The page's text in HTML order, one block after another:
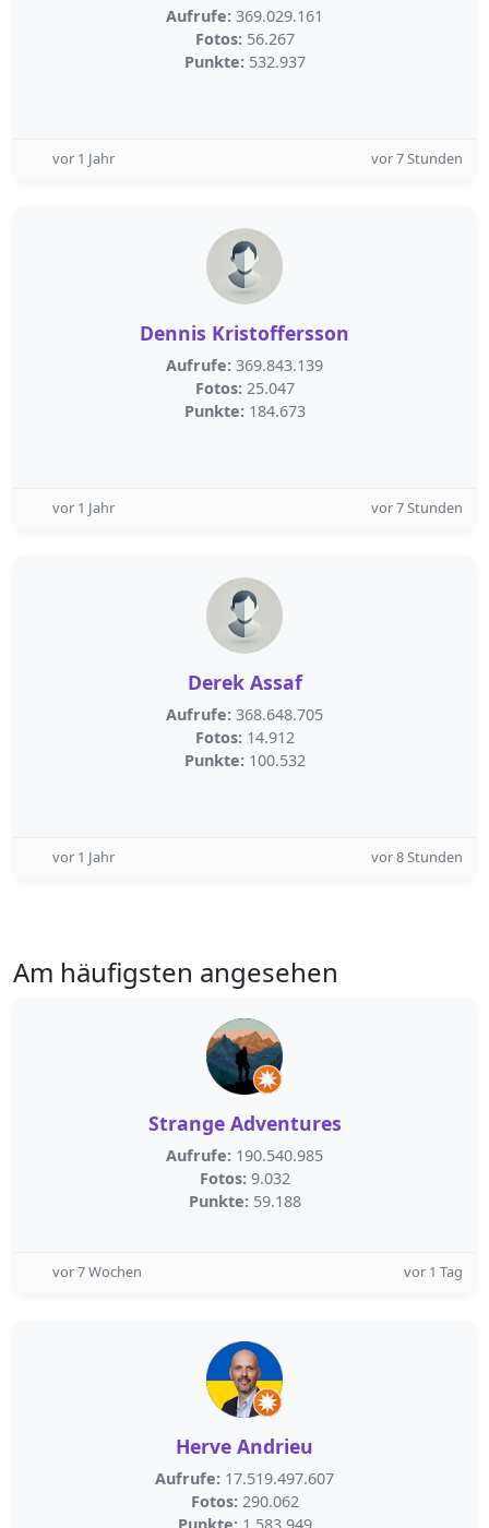
Aufrufe: 369.029.161
Fotos: 56.267
Punkte: 532.937
vor 1 Jahr vor 7 Stunden
Dennis Kristoffersson
Aufrufe: 369.843.139
Fotos: 25.047
Punkte: 184.673
vor 1 Jahr vor 7 Stunden
Derek Assaf
Aufrufe: 368.648.705
Fotos: 14.912
Punkte: 100.532
vor 1 Jahr vor 8 Stunden
Am häufigsten angesehen
Strange Adventures
Aufrufe: 190.540.985
Fotos: 9.032
Punkte: 59.188
vor 7 Wochen vor 1 Tag
Herve Andrieu
Aufrufe: 17.519.497.607
Fotos: 290.062